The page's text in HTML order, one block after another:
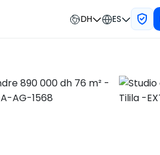
DH ES